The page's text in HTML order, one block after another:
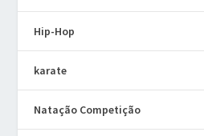
Hip-Hop
karate
Natação Competição